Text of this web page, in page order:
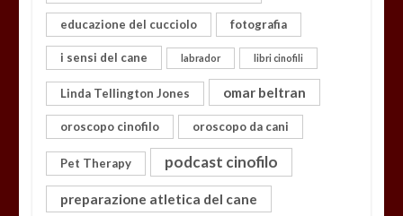
educazione del cucciolo fotografia
i sensi del cane labrador libri cinofili
Linda Tellington Jones omar beltran
oroscopo cinofilo oroscopo da cani
Pet Therapy podcast cinofilo
preparazione atletica del cane